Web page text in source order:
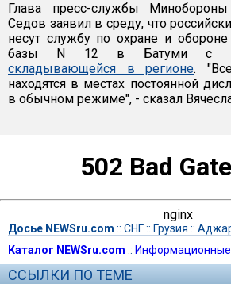
Глава пресс-службы
Седов заявил в среду, что
несут службу по охране и
базы N 12 в Батуми с
складывающейся в регионе.
находятся в местах постоянной
в обычном режиме", - сказал
502 Bad
nginx
Досье NEWSru.com :: СНГ:: Грузия ::
Каталог NEWSru.com :: Информационные
ССЫЛКИ ПО ТЕМЕ